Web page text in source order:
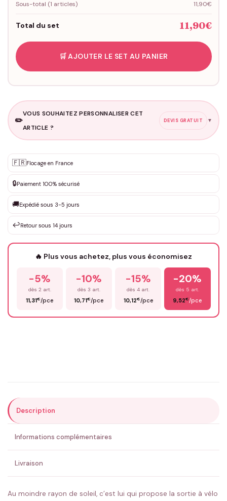
Sous-total (1 articles) 11,90€
Total du set 11,90€
🛒 AJOUTER LE SET AU PANIER
✏️
VOUS SOUHAITEZ PERSONNALISER CET
ARTICLE ?
DEVIS GRATUIT ▼
✨ Personnalisation sur mesure
DEVIS GRATUIT · Personnalisation de 3 à 10€ selon la demande
Que souhaitez-vous ?*
Votre texte / idée*
Prénom*
ENVOYER MA DEMANDE ✨
💚 Retour sous 24-48h🇫🇷 Flocage en France✅ Validation avant fabrication
🇫🇷Flocage en France
🔒Paiement 100% sécurisé
🚚Expédié sous 3-5 jours
↩️Retour sous 14 jours
🔥 Plus vous achetez, plus vous économisez
-5%
dès 2 art.
11,31€/pce
-10%
dès 3 art.
10,71€/pce
-15%
dès 4 art.
10,12€/pce
-20%
dès 5 art.
9,52€/pce
Description
Informations complémentaires
Livraison
Au moindre rayon de soleil, c’est lui qui propose la sortie à vélo